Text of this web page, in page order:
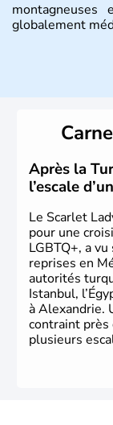
globalement
Histoire
qui
ottoman.
orientale au
le 29 octobre
titre de capitale
Après la
l’escale
Le Scarlet
pour une
LGBTQ+, a
reprises en
autorités
Istanbul,
à Alexandrie.
contraint près
plusieurs